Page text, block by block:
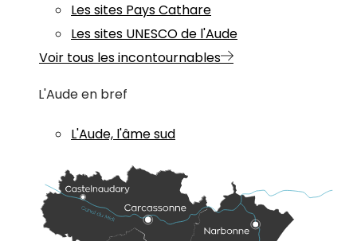
Les sites Pays Cathare
Les sites UNESCO de l'Aude
Voir tous les incontournables
L'Aude en bref
L'Aude, l'âme sud